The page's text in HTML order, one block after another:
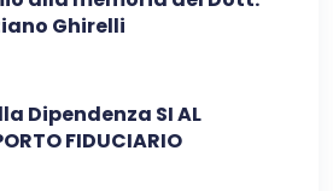
Ghirelli
Dipendenza SI AL
FIDUCIARIO